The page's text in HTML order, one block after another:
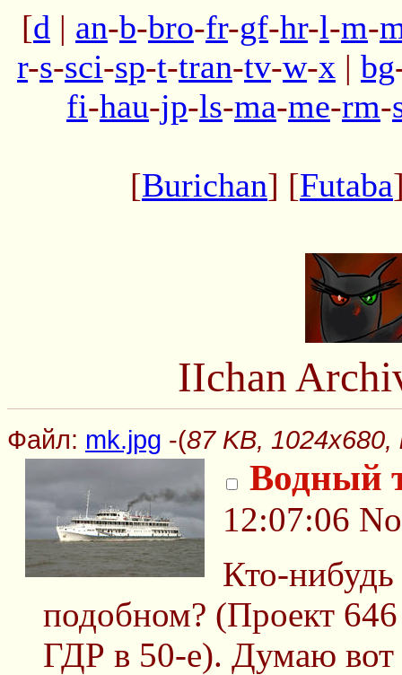
[d | an-b-bro-fr-gf-hr-l-m-
r-s-sci-sp-t-tran-tv-w-x | bg
fi-hau-jp-ls-ma-me-rm-
[Burichan] [Futaba
IIchan
Файл: mk.jpg -(87 KB, 1024x680,
Водный
12:07:06
Кто-
подобном? (Проект
ГДР в 50-е). Думаю вот